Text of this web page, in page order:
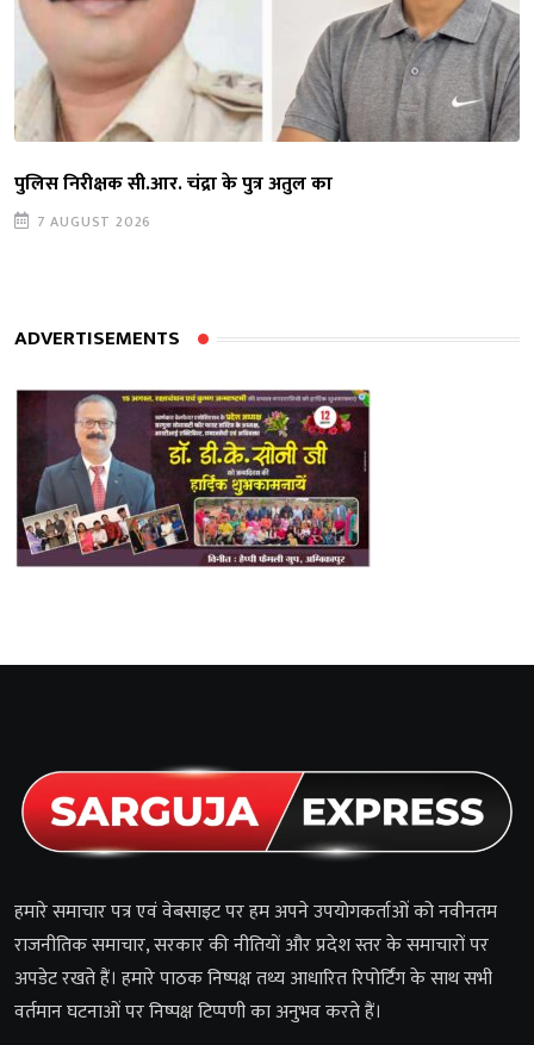
पुलिस निरीक्षक सी.आर. चंद्रा के पुत्र अतुल का
7 AUGUST 2026
ADVERTISEMENTS
हमारे समाचार पत्र एवं वेबसाइट पर हम अपने उपयोगकर्ताओं को नवीनतम
राजनीतिक समाचार, सरकार की नीतियों और प्रदेश स्तर के समाचारों पर
अपडेट रखते हैं। हमारे पाठक निष्पक्ष तथ्य आधारित रिपोर्टिंग के साथ सभी
वर्तमान घटनाओं पर निष्पक्ष टिप्पणी का अनुभव करते हैं।